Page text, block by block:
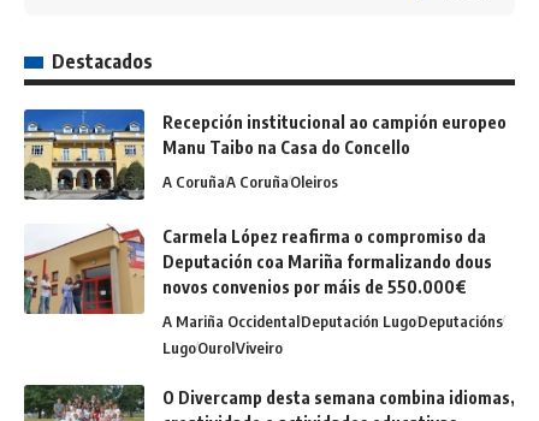
Destacados
Recepción institucional ao campión europeo
Manu Taibo na Casa do Concello
A CoruñaA CoruñaOleiros
Carmela López reafirma o compromiso da
Deputación coa Mariña formalizando dous
novos convenios por máis de 550.000€
A Mariña OccidentalDeputación LugoDeputacións
LugoOurolViveiro
O Divercamp desta semana combina idiomas,